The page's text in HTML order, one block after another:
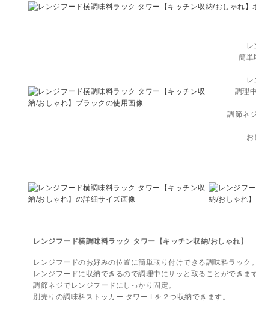
簡単
調理
調節ネ
お
レンジフード横調味料ラック タワー【キッチン収納/おしゃれ】
レンジフードのお好みの位置に簡単取り付けできる調味料ラック
レンジフードに収納できるので調理中にサッと取ることができま
調節ネジでレンジフードにしっかり固定。
別売りの調味料ストッカー タワー Lを２つ収納できます。